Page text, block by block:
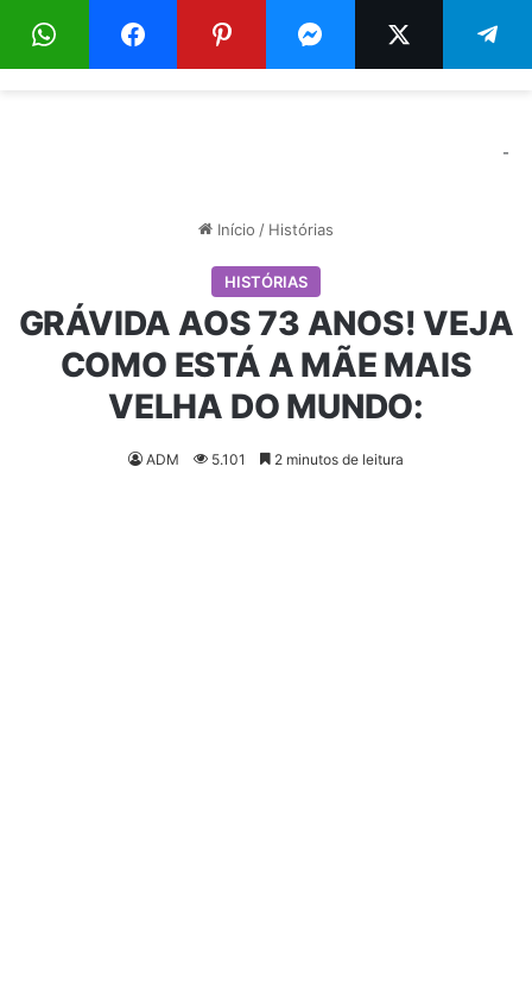
Menu
-
Início / Histórias
HISTÓRIAS
GRÁVIDA AOS 73 ANOS! VEJA
COMO ESTÁ A MÃE MAIS
VELHA DO MUNDO:
ADM 5.101 2 minutos de leitura